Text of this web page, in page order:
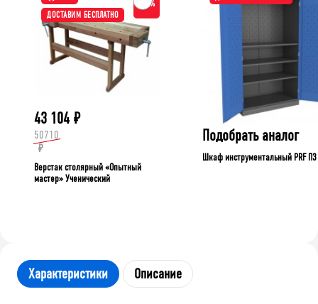
ДОСТАВИМ БЕСПЛАТНО
-15%
43 104 ₽
50710
₽
Верстак столярный «Опытный
мастер» Ученический
Подобрать аналог
Шкаф инструментальный PRF П3
Характеристики Описание